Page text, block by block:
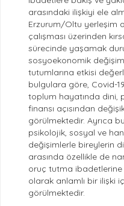
arasındaki ilişkiyi ele
Erzurum/Oltu yerleşim
çalışması üzerinden
sürecinde yaşamak
sosyoekonomik
tutumlarına etkisi
bulgulara göre, Covid-
toplum hayatında dini,
finansı açısından
görülmektedir. Ayrıca
psikolojik, sosyal ve
değişimlerle bireylerin
arasında özellikle de
oruç tutma
olarak anlamlı bir ilişki
görülmektedir.